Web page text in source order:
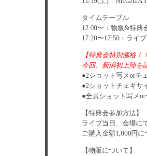
タイムテーブル
12:00〜：物販&特典
17:20〜17:50：ライブ
【特典会特別価格！
今回、新潟初上陸を
●2ショット写メorチ
●2ショットチェキ
●全員ショット写メ
【特典会参加方法】
ライブ当日、会場に
ご購入金額1,000円に
【物販について】